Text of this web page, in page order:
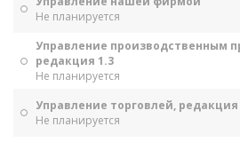
Не планируется
Управление производственным
редакция 1.3
Не планируется
Управление торговлей, редакция
Не планируется